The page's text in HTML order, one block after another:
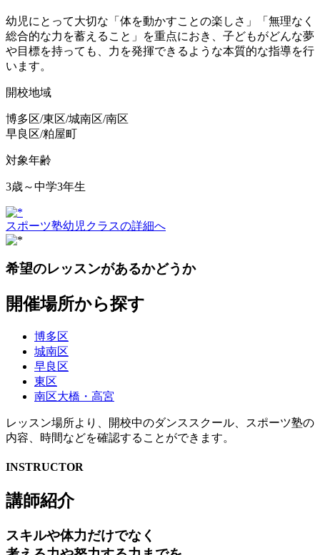
幼児にとって大切な「体を動かすことの楽しさ」「無理なく
総合的な力を蓄えること」を重点におき、子どもがどんな夢
や目標を持っても、力を発揮できるような本質的な指導を行
います。
開校地域
博多区/東区/城南区/南区
早良区/粕屋町
対象年齢
3歳～中学3年生
スポーツ塾幼児クラスの詳細へ
希望のレッスンがあるかどうか
開催場所から探す
博多区
城南区
早良区
東区
南区大橋・高宮
レッスン場所より、開校中のダンススクール、スポーツ塾の
内容、時間などを確認することができます。
INSTRUCTOR
講師紹介
スキルや体力だけでなく